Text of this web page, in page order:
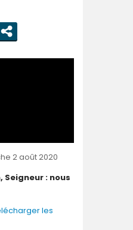
2 août 2020
Seigneur : nous
les